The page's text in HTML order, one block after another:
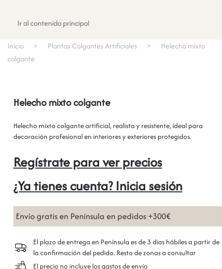
Ir al contenido principal
Inicio Plantas Colgantes Artificiales
Helecho mixto
colgante
Helecho mixto colgante
Helecho mixto colgante artificial, realista y resistente, ideal para
decoración profesional en interiores y exteriores protegidos.
Regístrate para ver precios
¿Ya tienes cuenta? Inicia sesión
Envío gratis en Península en pedidos +300€
El plazo de entrega en Península es de 3 días hábiles a partir de
la confirmación del pedido. Resto de zonas a consultar
El precio no incluye los gastos de envío